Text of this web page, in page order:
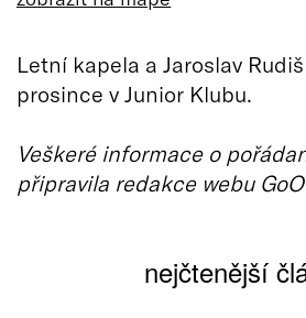
Letní kapela a Jaroslav
prosince v Junior Klubu.
Veškeré informace o
připravila redakce webu
nejčtenější